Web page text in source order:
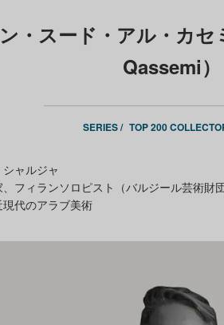
・スード・アル・カ
Qassemi）
SERIES / TOP 200
ャルジャ
フィランソロピスト（バルジール芸術財団
代のアラブ美術